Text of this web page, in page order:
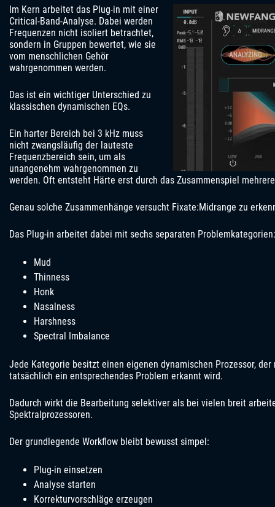
Im Kern arbeitet das Plug-in mit einer
Critical-Band-Analyse. Dabei werden
Frequenzen nicht isoliert betrachtet,
sondern in Gruppen bewertet, wie sie
vom menschlichen Gehör
wahrgenommen werden.
Das ist ein wichtiger Unterschied zu
klassischen dynamischen EQs.
Ein harter Bereich bei 3 kHz muss
nicht zwangsläufig der lauteste
Frequenzbereich sein, um als
unangenehm wahrgenommen zu
werden. Oft entsteht Härte erst durch das Zusammenspiel
Genau solche Zusammenhänge versucht Fixate:Midrange zu
Das Plug-in arbeitet dabei mit sechs separaten Problemkategorien:
Mud
Thinness
Honk
Nasalness
Harshness
Spectral Imbalance
Jede Kategorie besitzt einen eigenen dynamischen Prozessor,
tatsächlich ein entsprechendes Problem erkannt wird.
Dadurch wirkt die Bearbeitung selektiver als bei vielen breit
Spektralprozessoren.
Der grundlegende Workflow bleibt bewusst simpel:
Plug-in einsetzen
Analyse starten
Korrekturvorschläge erzeugen